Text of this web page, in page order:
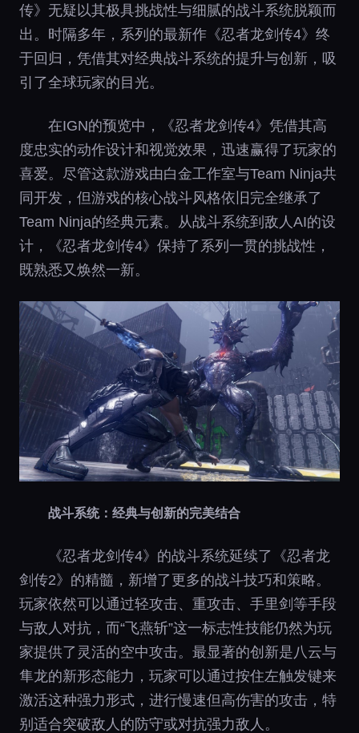
传》无疑以其极具挑战性与细腻的战斗系统脱颖而
出。时隔多年，系列的最新作《忍者龙剑传4》终
于回归，凭借其对经典战斗系统的提升与创新，吸
引了全球玩家的目光。
在IGN的预览中，《忍者龙剑传4》凭借其高
度忠实的动作设计和视觉效果，迅速赢得了玩家的
喜爱。尽管这款游戏由白金工作室与Team Ninja共
同开发，但游戏的核心战斗风格依旧完全继承了
Team Ninja的经典元素。从战斗系统到敌人AI的设
计，《忍者龙剑传4》保持了系列一贯的挑战性，
既熟悉又焕然一新。
战斗系统：经典与创新的完美结合
《忍者龙剑传4》的战斗系统延续了《忍者龙
剑传2》的精髓，新增了更多的战斗技巧和策略。
玩家依然可以通过轻攻击、重攻击、手里剑等手段
与敌人对抗，而“飞燕斩”这一标志性技能仍然为玩
家提供了灵活的空中攻击。最显著的创新是八云与
隼龙的新形态能力，玩家可以通过按住左触发键来
激活这种强力形式，进行慢速但高伤害的攻击，特
别适合突破敌人的防守或对抗强力敌人。